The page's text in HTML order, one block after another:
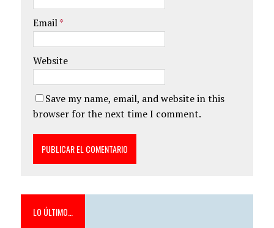
Email*
Website
Save my name, email, and website in this
browser for the next time I comment.
LO ÚLTIMO…